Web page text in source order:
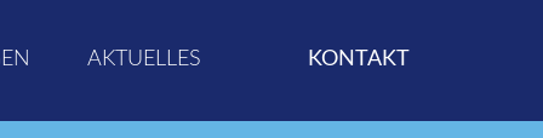
AKTUELLES KONTAKT